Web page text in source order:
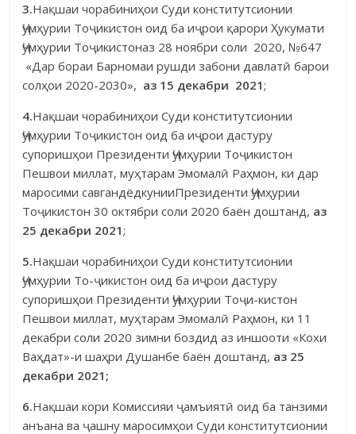
3.Нақшаи чорабиниҳои Суди конститутсионии
Ҷумҳурии Тоҷи­кистон оид ба иҷрои қарори Ҳукумати
Ҷумҳурии Тоҷикистоназ 28 ноябри соли 2020, №647
«Дар бораи Барномаи рушди забони давлатӣ барои
сол­ҳои 2020-2030», аз 15 декабри 2021;
4.Нақшаи чорабиниҳои Суди конститутсионии
Ҷумҳурии Тоҷи­кистон оид ба иҷрои дастуру
супоришҳои Президенти Ҷумҳурии Тоҷи­кистон
Пешвои миллат, муҳтарам Эмомалӣ Раҳмон, ки дар
маросими сав­гандёдкунииПрезиденти Ҷумҳурии
Тоҷикистон 30 октябри соли 2020 баён доштанд, аз
25 декабри 2021;
5.Нақшаи чорабиниҳои Суди конститутсионии
Ҷумҳурии То-ҷикистон оид ба иҷрои дастуру
супоришҳои Президенти Ҷумҳурии Тоҷи-кистон
Пешвои миллат, муҳтарам Эмомалӣ Раҳмон, ки 11
декабри соли 2020 зимни боздид аз иншооти «Кохи
Ваҳдат»-и шаҳри Душанбе баён доштанд, аз 25
декабри 2021;
6.Нақшаи кори Комиссияи ҷамъиятӣ оид ба танзими
анъана ва ҷашну маросимҳои Суди конститутсионии